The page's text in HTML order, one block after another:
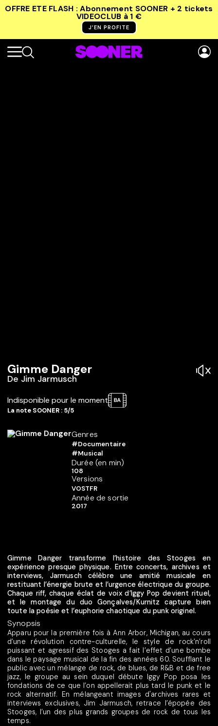
OFFRE ETE FLASH : Abonnement SOONER + 2 tickets
VIDEOCLUB à 1 €
J’EN PROFITE
Gimme Danger
De Jim Jarmusch
Indisponible pour le moment
La note SOONER : 5/5
Genres
#Documentaire
#Musical
Durée (en min)
108
Versions
VOSTFR
Année de sortie
2017
Gimme Danger transforme l’histoire des Stooges en
expérience presque physique. Entre concerts, archives et
interviews, Jarmusch célèbre une amitié musicale en
restituant l’énergie brute et l’urgence électrique du groupe.
Chaque riff, chaque éclat de voix d’Iggy Pop devient rituel,
et le montage du duo Gonçalves/Kurnitz capture bien
toute la poésie et l’euphorie chaotique du punk originel.
Synopsis
Apparu pour la première fois à Ann Arbor, Michigan, au cours
d’une révolution contre-culturelle, le style de rock’n’roll
puissant et agressif des Stooges a fait l’effet d’une bombe
dans le paysage musical de la fin des années 60. Soufflant le
public avec un mélange de rock, de blues, de R&B et de free
jazz, le groupe au sein duquel débute Iggy Pop posa les
fondations de ce que l’on appellerait plus tard le punk et le
rock alternatif. En mélangeant images d'archives rares et
interviews exclusives, Jim Jarmusch, retrace l’épopée des
Stooges, l’un des plus grands groupes de rock de tous les
temps.